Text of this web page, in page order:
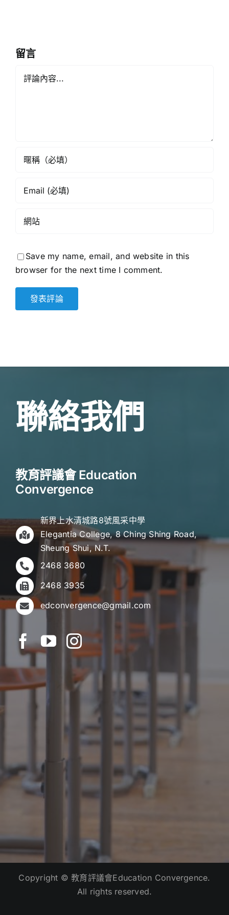
留言
Save my name, email, and website in this
browser for the next time I comment.
聯絡我們
教育評議會 Education
Convergence
新界上水清城路8號風采中學
Elegantia College, 8 Ching Shing Road,
Sheung Shui, N.T.
2468 3680
2468 3935
edconvergence@gmail.com
Copyright © 教育評議會Education Convergence.
All rights reserved.